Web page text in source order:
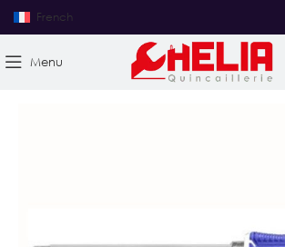
French
Menu